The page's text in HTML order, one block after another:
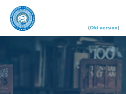
(Old version)